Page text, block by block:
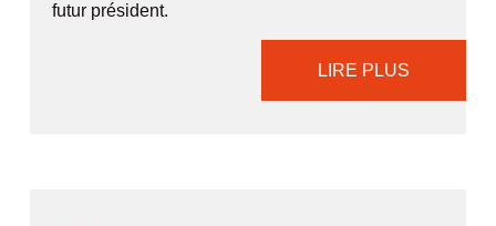
futur président.
LIRE PLUS